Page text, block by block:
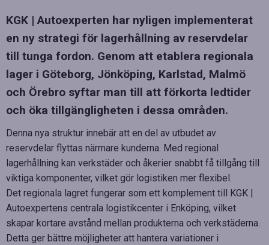
KGK | Autoexperten har nyligen implementerat
en ny strategi för lagerhållning av reservdelar
till tunga fordon. Genom att etablera regionala
lager i Göteborg, Jönköping, Karlstad, Malmö
och Örebro syftar man till att förkorta ledtider
och öka tillgängligheten i dessa områden.
Denna nya struktur innebär att en del av utbudet av
reservdelar flyttas närmare kunderna. Med regional
lagerhållning kan verkstäder och åkerier snabbt få tillgång till
viktiga komponenter, vilket gör logistiken mer flexibel.
Det regionala lagret fungerar som ett komplement till KGK |
Autoexpertens centrala logistikcenter i Enköping, vilket
skapar kortare avstånd mellan produkterna och verkstäderna.
Detta ger bättre möjligheter att hantera variationer i